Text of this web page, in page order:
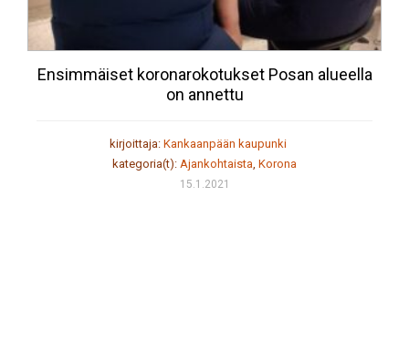
Ensimmäiset koronarokotukset Posan alueella
on annettu
kirjoittaja: Kankaanpään kaupunki
kategoria(t): Ajankohtaista, Korona
15.1.2021